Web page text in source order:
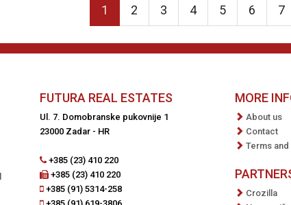
1 2 3 4 5 6 7
FUTURA REAL ESTATES
Ul. 7. Domobranske pukovnije 1
23000 Zadar - HR
+385 (23) 410 220
+385 (23) 410 220
+385 (91) 5314-258
MORE
About us
Contact
Terms
Crozilla